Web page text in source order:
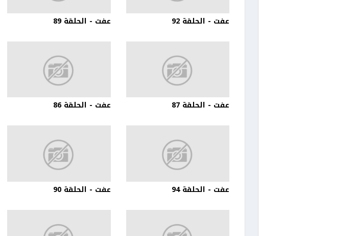
عفت - الحلقة 92 عفت - الحلقة 89
عفت - الحلقة 87 عفت - الحلقة 86
عفت - الحلقة 94 عفت - الحلقة 90